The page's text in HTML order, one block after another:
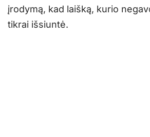
įrodymą, kad laišką, kurio
tikrai išsiuntė.